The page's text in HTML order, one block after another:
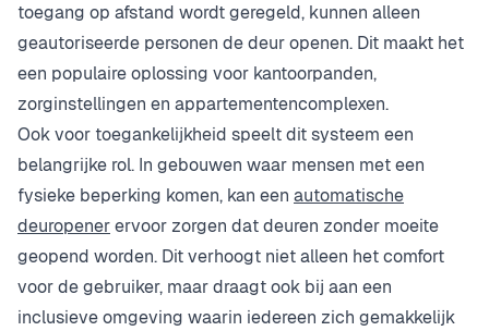
toegang op afstand wordt geregeld, kunnen alleen
geautoriseerde personen de deur openen. Dit maakt het
een populaire oplossing voor kantoorpanden,
zorginstellingen en appartementencomplexen.
Ook voor toegankelijkheid speelt dit systeem een
belangrijke rol. In gebouwen waar mensen met een
fysieke beperking komen, kan een automatische
deuropenerervoor zorgen dat deuren zonder moeite
geopend worden. Dit verhoogt niet alleen het comfort
voor de gebruiker, maar draagt ook bij aan een
inclusieve omgeving waarin iedereen zich gemakkelijk